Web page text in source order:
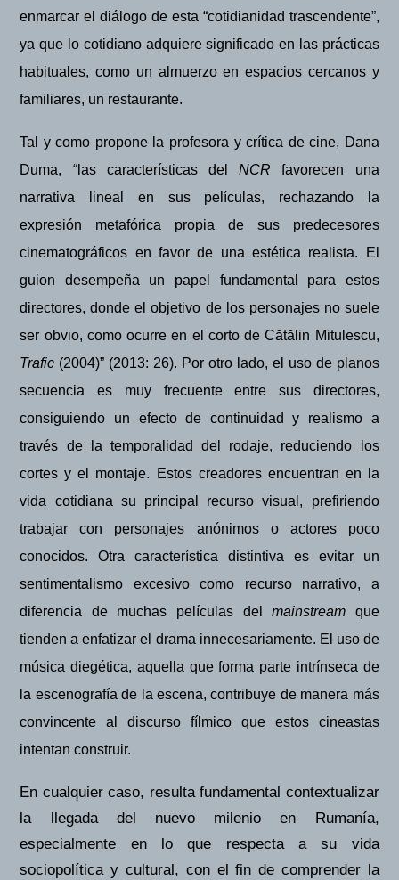
enmarcar el diálogo de esta “cotidianidad trascendente”,
ya que lo cotidiano adquiere significado en las prácticas
habituales, como un almuerzo en espacios cercanos y
familiares, un restaurante.
Tal y como propone la profesora y crítica de cine, Dana
Duma, “las características delNCRfavorecen una
narrativa lineal en sus películas, rechazando la
expresión metafórica propia de sus predecesores
cinematográficos en favor de una estética realista. El
guion desempeña un papel fundamental para estos
directores, donde el objetivo de los personajes no suele
ser obvio, como ocurre en el corto de Cătă lin Mitulescu,
Trafic (2004)” (2013: 26). Por otro lado, el uso de planos
secuencia es muy frecuente entre sus directores,
consiguiendo un efecto de continuidad y realismo a
través de la temporalidad del rodaje, reduciendo los
cortes y el montaje. Estos creadores encuentran en la
vida cotidiana su principal recurso visual , prefiriendo
trabajar con personajes anónimos o actores poco
conocidos. Otra característica distintiva es evitar un
sentimentalismo excesivo como recurso narrativo, a
diferencia de muchas películas delmainstream que
tienden a enfatizar el drama innecesariamente. El uso de
música diegética, aquella que forma parte intrínseca de
la escenografía de la escena, contribuye de manera más
convincente al discurso fílmico que estos cineastas
intentan construir.
En cualquier caso, resulta fundamental contextualizar
la llegada del nuevo milenio en Rumanía,
especialmente en lo que respecta a su vida
sociopolítica y cultural, con el fin de comprender la